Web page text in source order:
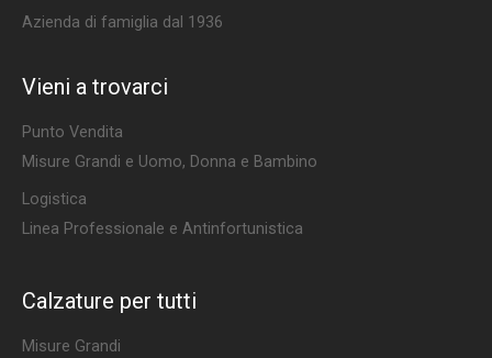
Azienda di famiglia dal 1936
Vieni a trovarci
Punto Vendita
Misure Grandi e Uomo, Donna e Bambino
Logistica
Linea Professionale e Antinfortunistica
Calzature per tutti
Misure Grandi